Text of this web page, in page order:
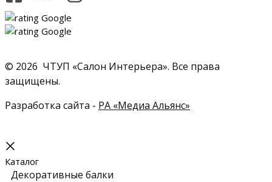
© 2026 ЧТУП «Салон Интерьера». Все права
защищены.
Разработка сайта - РА «Медиа Альянс»
Каталог
Декоративные балки